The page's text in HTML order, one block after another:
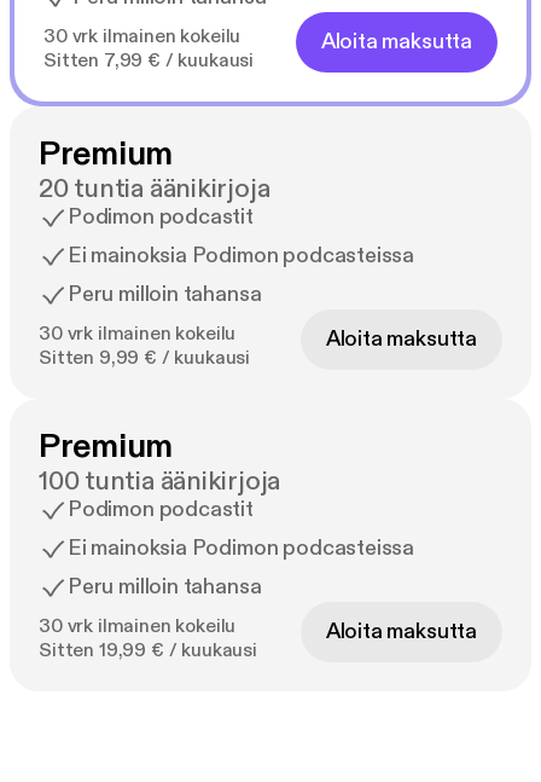
30 vrk ilmainen kokeilu
Sitten 7,99 € / kuukausi
Aloita maksutta
Premium
20 tuntia äänikirjoja
Podimon podcastit
Ei mainoksia Podimon podcasteissa
Peru milloin tahansa
30 vrk ilmainen kokeilu
Sitten 9,99 € / kuukausi
Aloita maksutta
Premium
100 tuntia äänikirjoja
Podimon podcastit
Ei mainoksia Podimon podcasteissa
Peru milloin tahansa
30 vrk ilmainen kokeilu
Sitten 19,99 € / kuukausi
Aloita maksutta